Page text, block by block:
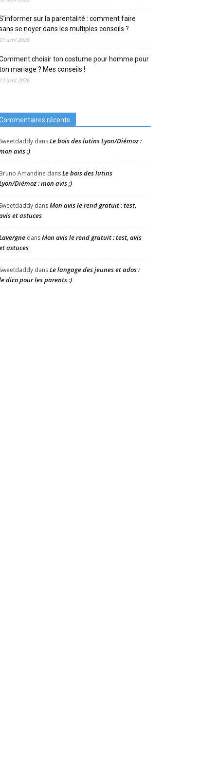
sur la parentalité : comment faire
se noyer dans les multiples conseils ?
avril 2026
choisir ton costume pour homme pour
mariage ? Mes conseils !
avril 2026
récents
dansLe bois des lutins Lyon/Diémoz :
avis ;)
Amandine dansLe bois des lutins
Diémoz : mon avis ;)
dansMon avis le rend gratuit : test,
et astuces
dansMon avis le rend gratuit : test, avis
astuces
dansLe langage des jeunes et ados :
dico pour les parents :)